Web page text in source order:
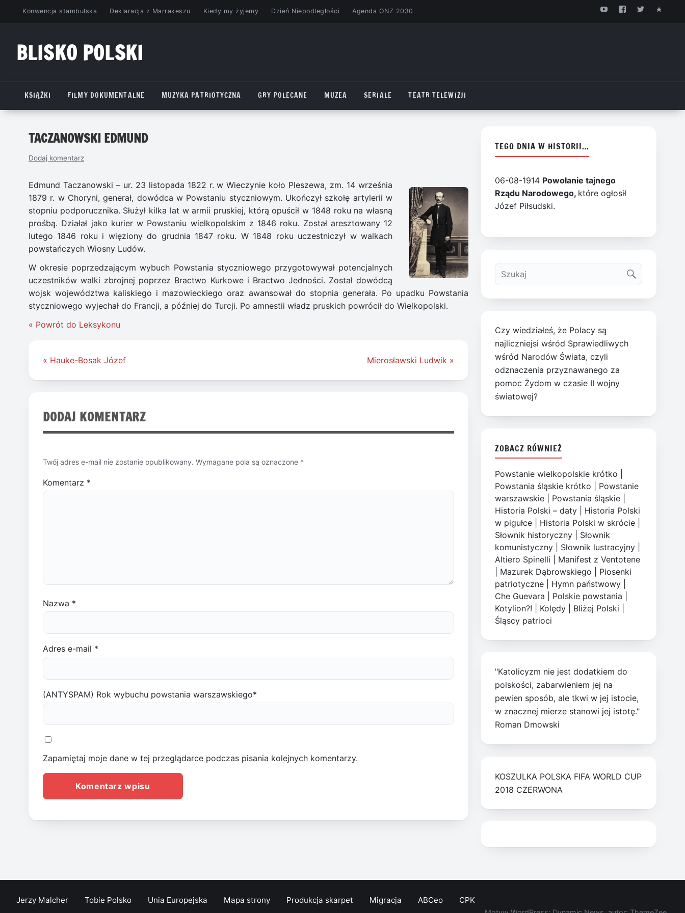
PrzejdźKonwencja stambulska Deklaracja z Marrakeszu Kiedy my żyjemy Dzień Niepodległości Agenda ONZ 2030
BLISKO POLSKI
KSIĄŻKI
FILMY DOKUMENTALNE MUZYKA PATRIOTYCZNA GRY POLECANE MUZEA SERIALE TEATR TELEWIZJI
TACZANOWSKI EDMUND
Dodaj komentarz
Edmund Taczanowski – ur. 23 listopada 1822 r. w Wieczynie koło Pleszewa, zm. 14 września
1879 r. w Choryni, generał, dowódca w Powstaniu styczniowym. Ukończył szkołę artylerii w
stopniu podporucznika. Służył kilka lat w armii pruskiej, którą opuścił w 1848 roku na własną
prośbą. Działał jako kurier w Powstaniu wielkopolskim z 1846 roku. Został aresztowany 12
lutego 1846 roku i więziony do grudnia 1847 roku. W 1848 roku uczestniczył w walkach
powstańczych Wiosny Ludów.
W okresie poprzedzającym wybuch Powstania styczniowego przygotowywał potencjalnych
uczestników walki zbrojnej poprzez Bractwo Kurkowe i Bractwo Jedności. Został dowódcą
wojsk województwa kaliskiego i mazowieckiego oraz awansował do stopnia generała. Po upadku Powstania
styczniowego wyjechał do Francji, a później do Turcji. Po amnestii władz pruskich powrócił do Wielkopolski.
« Powrót do Leksykonu
Nawigacja
« Hauke-Bosak Józef Mierosławski Ludwik »
DODAJ KOMENTARZ
Twój adres e-mail nie zostanie opublikowany. Wymagane pola są oznaczone *
Komentarz *
Nazwa *
Adres e-mail *
(ANTYSPAM) Rok wybuchu powstania warszawskiego*
Zapamiętaj moje dane w tej przeglądarce podczas pisania kolejnych komentarzy.
TEGO DNIA W HISTORII…
06-08-1914 Powołanie tajnego
Rządu Narodowego, które ogłosił
Józef Piłsudski.
Czy wiedziałeś, że Polacy są
najliczniejsi wśród Sprawiedliwych
wśród Narodów Świata, czyli
odznaczenia przyznawanego za
pomoc Żydom w czasie II wojny
światowej?
ZOBACZ RÓWNIEŻ
Powstanie wielkopolskie krótko
Powstania śląskie krótko
Powstanie
warszawskie
Powstania śląskie
Historia Polski – daty
Historia Polski
w pigułce
Historia Polski w skrócie
Słownik historyczny
Słownik
komunistyczny
Słownik lustracyjny
Altiero Spinelli
Manifest z Ventotene
Mazurek Dąbrowskiego
Piosenki
patriotyczne
Hymn państwowy
Che Guevara
Polskie powstania
Kotylion?!
Kolędy Bliżej Polski
Śląscy patrioci
"Katolicyzm nie jest dodatkiem do
polskości, zabarwieniem jej na
pewien sposób, ale tkwi w jej istocie,
w znacznej mierze stanowi jej istotę."
Roman Dmowski
KOSZULKA POLSKA FIFA WORLD CUP
2018 CZERWONA
Jerzy Malcher Tobie Polsko Unia Europejska Mapa strony Produkcja skarpet Migracja ABCeo CPK